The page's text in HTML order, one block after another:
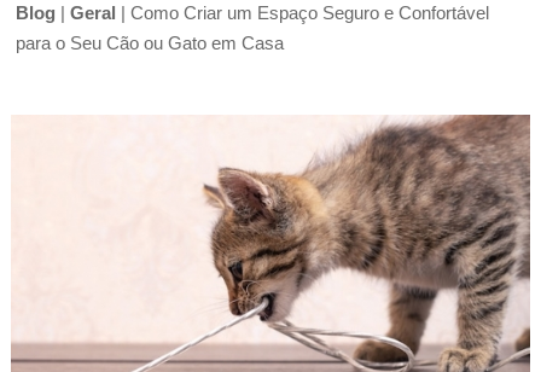
Blog |Geral |Como Criar um Espaço Seguro e Confortável
para o Seu Cão ou Gato em Casa